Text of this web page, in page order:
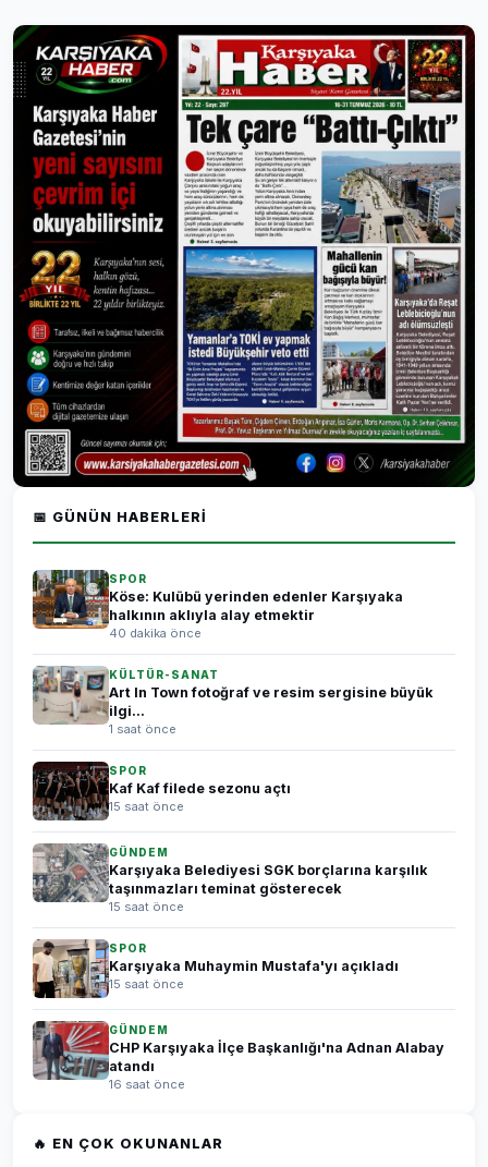
📅 GÜNÜN HABERLERI
SPOR
Köse: Kulübü yerinden edenler Karşıyaka
halkının aklıyla alay etmektir
40 dakika önce
KÜLTÜR-SANAT
Art In Town fotoğraf ve resim sergisine büyük
ilgi...
1 saat önce
SPOR
Kaf Kaf filede sezonu açtı
15 saat önce
GÜNDEM
Karşıyaka Belediyesi SGK borçlarına karşılık
taşınmazları teminat gösterecek
15 saat önce
SPOR
Karşıyaka Muhaymin Mustafa'yı açıkladı
15 saat önce
GÜNDEM
CHP Karşıyaka İlçe Başkanlığı'na Adnan Alabay
atandı
16 saat önce
🔥 EN ÇOK OKUNANLAR